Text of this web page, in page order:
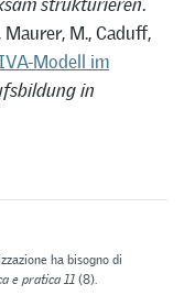
M., Caduff,
Modell im
in
ha bisogno di
e pratica 11(8).